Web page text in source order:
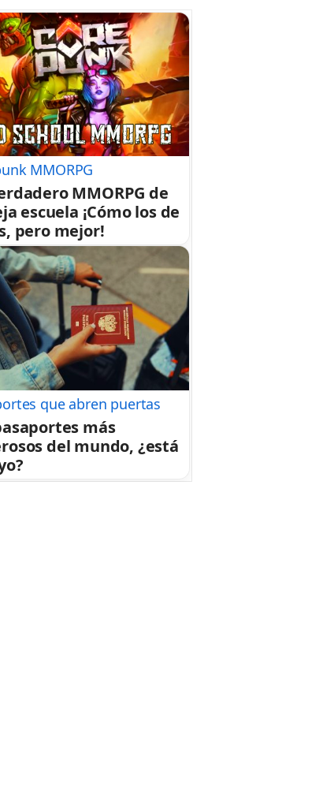
MMORPG
MMORPG de
escuela ¡Cómo los de
pero mejor!
que abren puertas
más
del mundo, ¿está